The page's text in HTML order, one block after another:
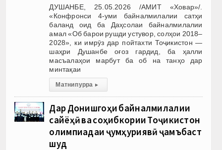
ДУШАНБЕ, 25.05.2026 /АМИТ «Ховар»/.
«Конфронси 4-уми байналмилалии сатҳи
баланд оид ба Даҳсолаи байналмилалии
амал «Об барои рушди устувор, солҳои 2018–
2028», ки имрӯз дар пойтахти Тоҷикистон —
шаҳри Душанбе оғоз гардид, ба ҳалли
масъалаҳои марбут ба об на танҳо дар
минтақаи
Матни пурра ▸
Дар Донишгоҳи байналмилалии
сайёҳӣ ва соҳибкории Тоҷикистон
олимпиадаи ҷумҳуриявӣ ҷамъбаст
шуд